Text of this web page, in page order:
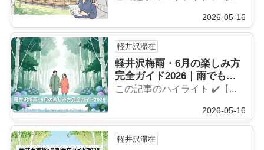
2026-05-16
軽井沢滞在
軽井沢梅雨・6月の楽しみ方
完全ガイド2026｜雨でも楽
しむ軽井沢
この記事のハイライト ✔️【...
2026-05-16
軽井沢滞在